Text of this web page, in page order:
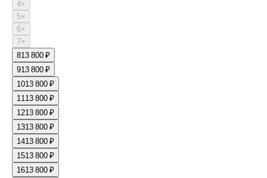
4×
5×
6×
7×
813 800 ₽
913 800 ₽
1013 800 ₽
1113 800 ₽
1213 800 ₽
1313 800 ₽
1413 800 ₽
1513 800 ₽
1613 800 ₽